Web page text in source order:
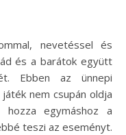
és a barátok együtt
Ebben az ünnepi
nem csupán oldja
hozza egymáshoz a
teszi az eseményt.